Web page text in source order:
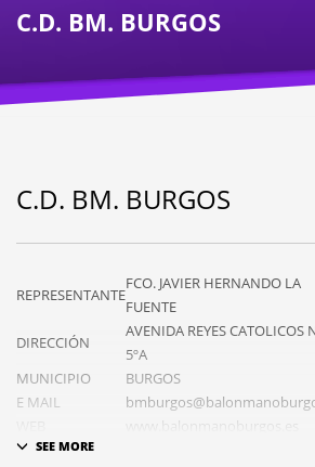
C.D. BM. BURGOS
C.D. BM. BURGOS
REPRESENTANTE
FCO. JAVIER HERNANDO LA
FUENTE
DIRECCIÓN
AVENIDA REYES CATOLICOS
5ºA
MUNICIPIO
BURGOS
E MAIL
www.balonmanoburgos.es
CAMPO